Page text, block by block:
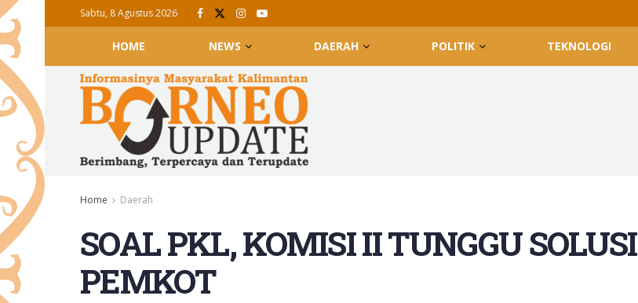
Sabtu, 8 Agustus 2026
HOME NEWS DAERAH POLITIK TEKNOLOGI
Home Daerah
SOAL PKL, KOMISI II TUNGGU SOLUSI
PEMKOT